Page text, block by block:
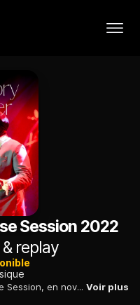
Session 2022
replay
Sur la scène du festival suisse Baloise Session, en novembre 2022, entouré de son jazz band, le crooner américain Gregory Porter revisitait sa prolifique discographie. Voir plus